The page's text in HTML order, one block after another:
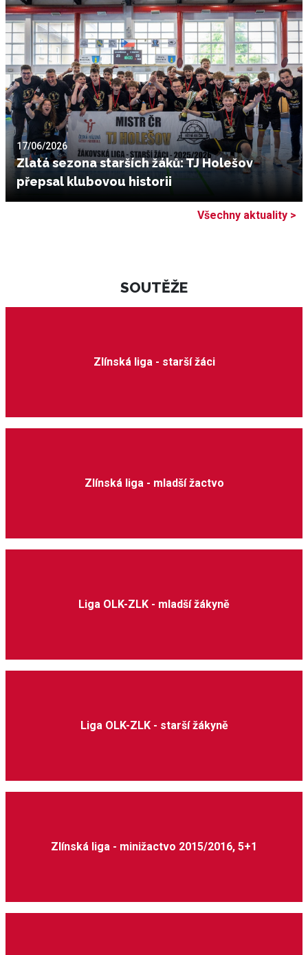
17/06/2026
Zlatá sezona starších žáků: TJ Holešov
přepsal klubovou historii
Všechny aktuality >
SOUTĚŽE
Zlínská liga - starší žáci
Zlínská liga - mladší žactvo
Liga OLK-ZLK - mladší žákyně
Liga OLK-ZLK - starší žákyně
Zlínská liga - minižactvo 2015/2016, 5+1